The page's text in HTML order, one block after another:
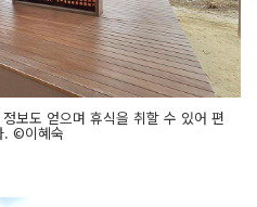
보도 얻으며 휴식을 취할 수 있어 편
. ©이혜숙